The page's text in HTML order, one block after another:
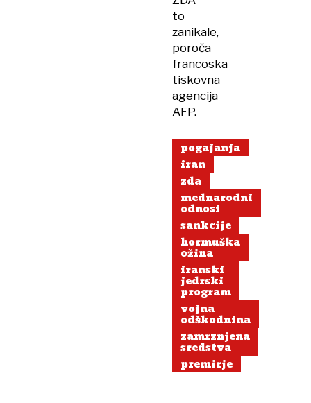
to
zanikale,
poroča
francoska
tiskovna
agencija
AFP.
pogajanja
iran
zda
mednarodni
odnosi
sankcije
hormuška
ožina
iranski
jedrski
program
vojna
odškodnina
zamrznjena
sredstva
premirje